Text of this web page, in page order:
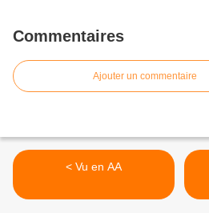
Commentaires
Ajouter un commentaire
< Vu en AA